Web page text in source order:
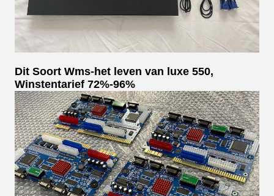
Dit Soort Wms-het leven van luxe 550,
Winstentarief 72%-96%